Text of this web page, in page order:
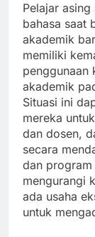
Pelajar
bahasa saat
akademik
memiliki
penggunaan
akademik
Situasi ini
mereka
dan dosen,
secara
dan
mengurangi
ada usaha
untuk